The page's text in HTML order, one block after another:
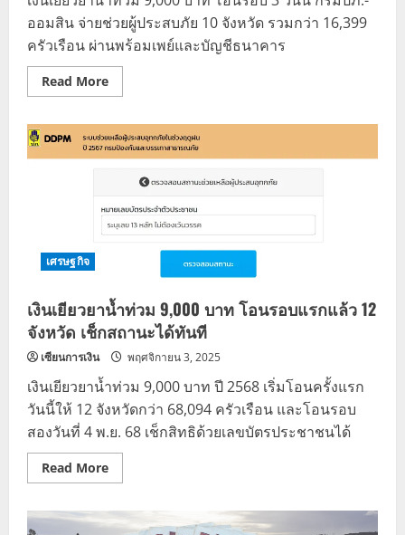
ออมสิน จ่ายช่วยผู้ประสบภัย 10 จังหวัด รวมกว่า 16,399
ครัวเรือน ผ่านพร้อมเพย์และบัญชีธนาคาร
Read MoreRead
more
เยียวยา
น้ำ
ท่วม
รอบ
3
แล้ว
ได้
รับ
สิทธิ
เศรษฐกิจ
เงินเยียวยาน้ำท่วม 9,000 บาท โอนรอบแรกแล้ว 12
จังหวัด เช็กสถานะได้ทันที
เซียนการเงิน พฤศจิกายน 3, 2025
เงินเยียวยาน้ำท่วม 9,000 บาท ปี 2568 เริ่มโอนครั้งแรก
วันนี้ให้ 12 จังหวัดกว่า 68,094 ครัวเรือน และโอนรอบ
สองวันที่ 4 พ.ย. 68 เช็กสิทธิด้วยเลขบัตรประชาชนได้
Read MoreRead
more
เยียวยา
น้ำ